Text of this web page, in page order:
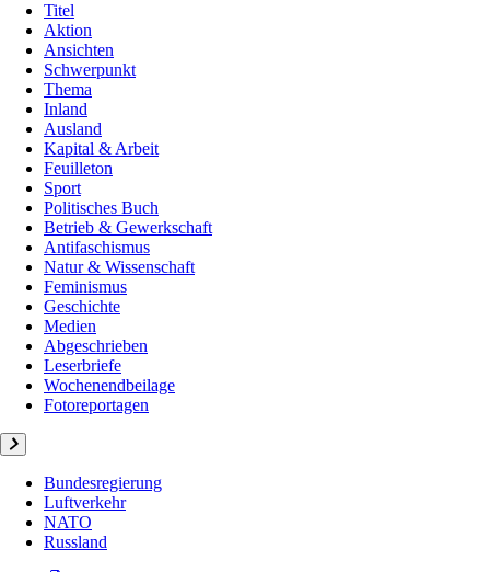
Titel
Aktion
Ansichten
Schwerpunkt
Thema
Inland
Ausland
Kapital & Arbeit
Feuilleton
Sport
Politisches Buch
Betrieb & Gewerkschaft
Antifaschismus
Natur & Wissenschaft
Feminismus
Geschichte
Medien
Abgeschrieben
Leserbriefe
Wochenendbeilage
Fotoreportagen
Bundesregierung
Luftverkehr
NATO
Russland